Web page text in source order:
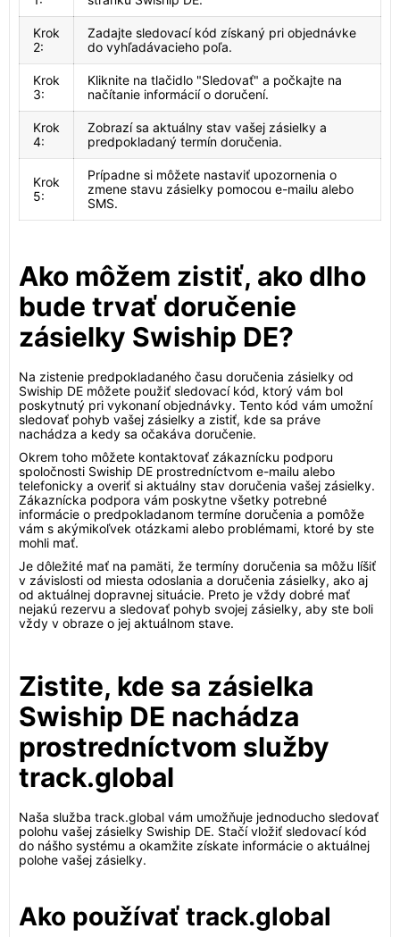
Krok
2:
Zadajte sledovací kód získaný pri objednávke
do vyhľadávacieho poľa.
Krok
3:
Kliknite na tlačidlo "Sledovať" a počkajte na
načítanie informácií o doručení.
Krok
4:
Zobrazí sa aktuálny stav vašej zásielky a
predpokladaný termín doručenia.
Krok
5:
Prípadne si môžete nastaviť upozornenia o
zmene stavu zásielky pomocou e-mailu alebo
SMS.
Ako môžem zistiť, ako dlho
bude trvať doručenie
zásielky Swiship DE?
Na zistenie predpokladaného času doručenia zásielky od
Swiship DE môžete použiť sledovací kód, ktorý vám bol
poskytnutý pri vykonaní objednávky. Tento kód vám umožní
sledovať pohyb vašej zásielky a zistiť, kde sa práve
nachádza a kedy sa očakáva doručenie.
Okrem toho môžete kontaktovať zákaznícku podporu
spoločnosti Swiship DE prostredníctvom e-mailu alebo
telefonicky a overiť si aktuálny stav doručenia vašej zásielky.
Zákaznícka podpora vám poskytne všetky potrebné
informácie o predpokladanom termíne doručenia a pomôže
vám s akýmikoľvek otázkami alebo problémami, ktoré by ste
mohli mať.
Je dôležité mať na pamäti, že termíny doručenia sa môžu líšiť
v závislosti od miesta odoslania a doručenia zásielky, ako aj
od aktuálnej dopravnej situácie. Preto je vždy dobré mať
nejakú rezervu a sledovať pohyb svojej zásielky, aby ste boli
vždy v obraze o jej aktuálnom stave.
Zistite, kde sa zásielka
Swiship DE nachádza
prostredníctvom služby
track.global
Naša služba track.global vám umožňuje jednoducho sledovať
polohu vašej zásielky Swiship DE. Stačí vložiť sledovací kód
do nášho systému a okamžite získate informácie o aktuálnej
polohe vašej zásielky.
Ako používať track.global